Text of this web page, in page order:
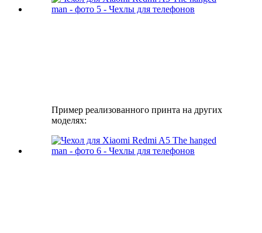
Пример реализованного принта на других
моделях: